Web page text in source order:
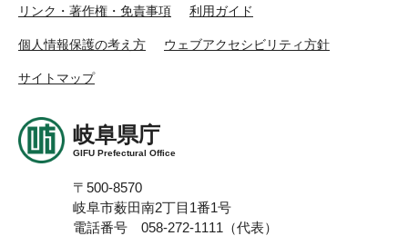
リンク・著作権・免責事項 利用ガイド
個人情報保護の考え方 ウェブアクセシビリティ方針
サイトマップ
岐阜県庁
GIFU Prefectural Office
〒500-8570
岐阜市薮田南2丁目1番1号
電話番号 058-272-1111（代表）